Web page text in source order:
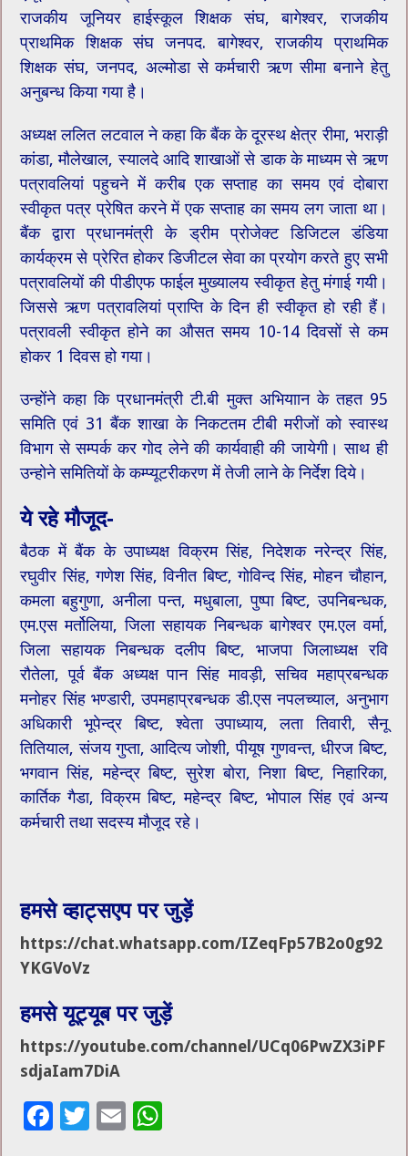
राजकीय जूनियर हाईस्कूल शिक्षक संघ, बागेश्वर, राजकीय
प्राथमिक शिक्षक संघ जनपद. बागेश्वर, राजकीय प्राथमिक
शिक्षक संघ, जनपद, अल्मोडा से कर्मचारी ऋण सीमा बनाने हेतु
अनुबन्ध किया गया है।
अध्यक्ष ललित लटवाल ने कहा कि बैंक के दूरस्थ क्षेत्र रीमा, भराड़ी
कांडा, मौलेखाल, स्यालदे आदि शाखाओं से डाक के माध्यम से ऋण
पत्रावलियां पहुचने में करीब एक सप्ताह का समय एवं दोबारा
स्वीकृत पत्र प्रेषित करने में एक सप्ताह का समय लग जाता था।
बैंक द्वारा प्रधानमंत्री के ड्रीम प्रोजेक्ट डिजिटल डंडिया
कार्यक्रम से प्रेरित होकर डिजीटल सेवा का प्रयोग करते हुए सभी
पत्रावलियों की पीडीएफ फाईल मुख्यालय स्वीकृत हेतु मंगाई गयी।
जिससे ऋण पत्रावलियां प्राप्ति के दिन ही स्वीकृत हो रही हैं।
पत्रावली स्वीकृत होने का औसत समय 10-14 दिवसों से कम
होकर 1 दिवस हो गया।
उन्होंने कहा कि प्रधानमंत्री टी.बी मुक्त अभियाान के तहत 95
समिति एवं 31 बैंक शाखा के निकटतम टीबी मरीजों को स्वास्थ
विभाग से सम्पर्क कर गोद लेने की कार्यवाही की जायेगी। साथ ही
उन्होने समितियों के कम्प्यूटरीकरण में तेजी लाने के निर्देश दिये।
ये रहे मौजूद-
बैठक में बैंक के उपाध्यक्ष विक्रम सिंह, निदेशक नरेन्द्र सिंह,
रघुवीर सिंह, गणेश सिंह, विनीत बिष्ट, गोविन्द सिंह, मोहन चौहान,
कमला बहुगुणा, अनीला पन्त, मधुबाला, पुष्पा बिष्ट, उपनिबन्धक,
एम.एस मर्तोलिया, जिला सहायक निबन्धक बागेश्वर एम.एल वर्मा,
जिला सहायक निबन्धक दलीप बिष्ट, भाजपा जिलाध्यक्ष रवि
रौतेला, पूर्व बैंक अध्यक्ष पान सिंह मावड़ी, सचिव महाप्रबन्धक
मनोहर सिंह भण्डारी, उपमहाप्रबन्धक डी.एस नपलच्याल, अनुभाग
अधिकारी भूपेन्द्र बिष्ट, श्वेता उपाध्याय, लता तिवारी, सैनू
तितियाल, संजय गुप्ता, आदित्य जोशी, पीयूष गुणवन्त, धीरज बिष्ट,
भगवान सिंह, महेन्द्र बिष्ट, सुरेश बोरा, निशा बिष्ट, निहारिका,
कार्तिक गैडा, विक्रम बिष्ट, महेन्द्र बिष्ट, भोपाल सिंह एवं अन्य
कर्मचारी तथा सदस्य मौजूद रहे।
हमसे व्हाट्सएप पर जुड़ें
https://chat.whatsapp.com/IZeqFp57B2o0g92
YKGVoVz
हमसे यूट्यूब पर जुड़ें
https://youtube.com/channel/UCq06PwZX3iPF
sdjaIam7DiA
F
T
E